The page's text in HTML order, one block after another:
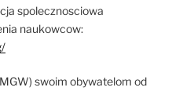
spolecznosciowa
naukowcow:
swoim obywatelom od